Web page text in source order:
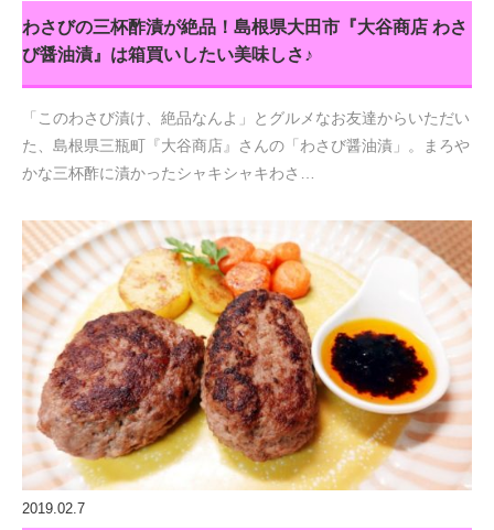
わさびの三杯酢漬が絶品！島根県大田市『大谷商店 わさ
び醤油漬』は箱買いしたい美味しさ♪
「このわさび漬け、絶品なんよ」とグルメなお友達からいただい
た、島根県三瓶町『大谷商店』さんの「わさび醤油漬」。まろや
かな三杯酢に漬かったシャキシャキわさ…
2019.02.7